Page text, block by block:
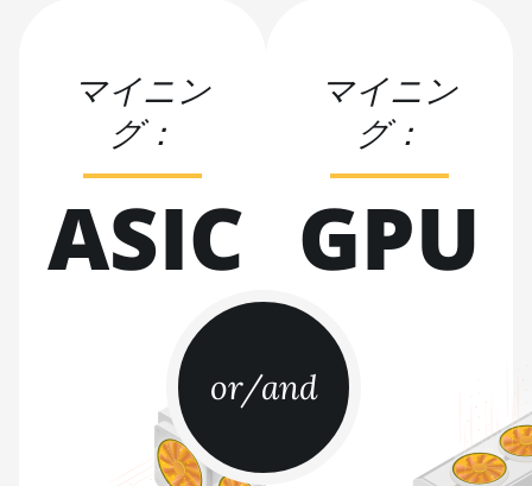
BITMAIN AntMiner S21 XP
Immersion (300Th)
BITMAIN AntMiner S21+
(216Th)
BITMAIN AntMiner S21+ Hyd
BITMAIN AntMiner S21e XP
Hyd (430Th)
BITMAIN AntMiner S21e XP
Hyd 3U (860Th)
or/and
マイニン
グ：
ASIC
マイニン
グ：
GPU